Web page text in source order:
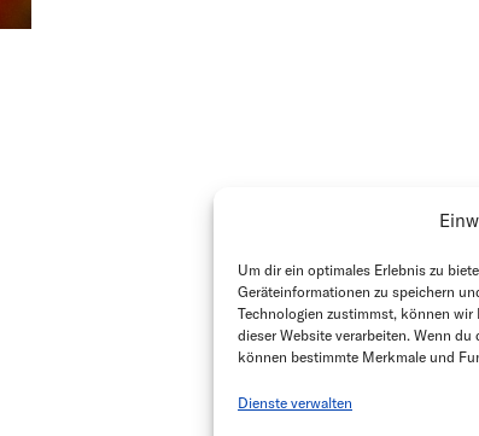
Um dir ein optimales Erlebnis zu
Geräteinformationen zu speichern
Technologien zustimmst, können
dieser Website verarbeiten. Wenn
können bestimmte Merkmale und
Dienste verwalten